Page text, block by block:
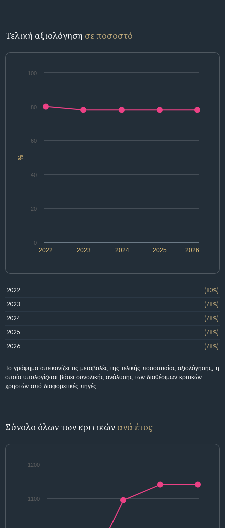
Τελική αξιολόγηση σε ποσοστό
%
2022 2024 2026
2023 2025
0
20
40
60
80
100
2022
(80%)
2023
(78%)
2024
(78%)
2025
(78%)
2026
(78%)
Το γράφημα απεικονίζει τις μεταβολές της τελικής ποσοστιαίας αξιολόγησης, η
οποία υπολογίζεται βάσει συνολικής ανάλυσης των διαθέσιμων κριτικών
χρηστών από διαφορετικές πηγές.
Σύνολο όλων των κριτικών ανά έτος
1100
1200